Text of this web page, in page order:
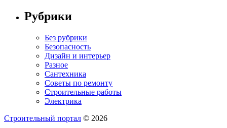
Рубрики
Без рубрики
Безопасность
Дизайн и интерьер
Разное
Сантехника
Советы по ремонту
Строительные работы
Электрика
Строительный портал © 2026